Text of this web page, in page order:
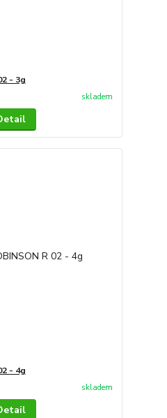
- 3g
skladem
- 4g
skladem